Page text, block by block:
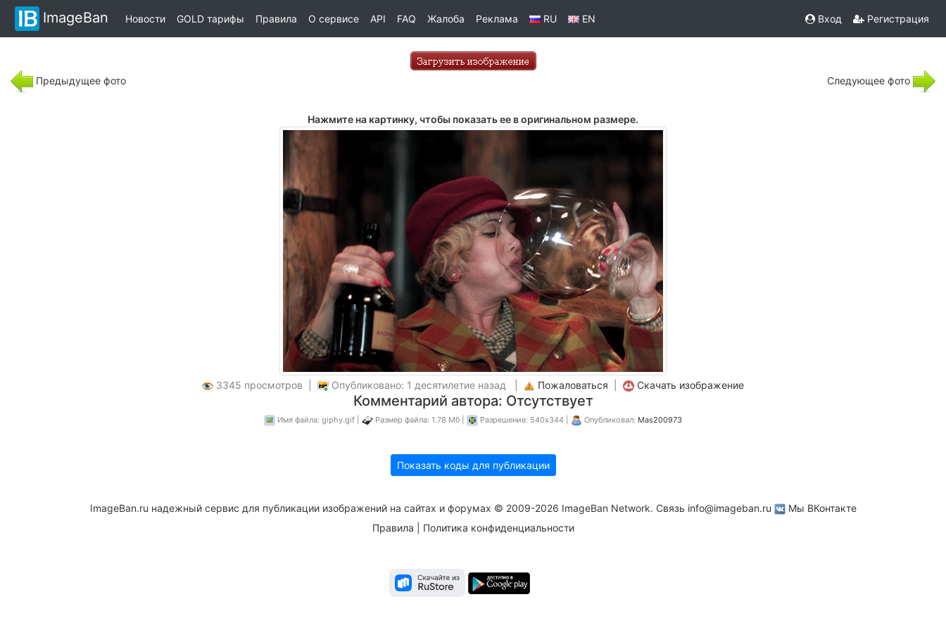
ImageBan Новости GOLD тарифы Правила О сервисе API FAQ Жалоба Реклама RU EN Вход Регистрация
Предыдущее фото Следующее фото
Нажмите на картинку, чтобы показать ее в оригинальном размере.
3345 просмотров | Опубликовано: 1 десятилетие назад | Пожаловаться Скачать изображение
Комментарий автора: Отсутствует
Имя файла: giphy.gif | Размер файла: 1.78 Мб | Разрешение: 540x344 | Опубликовал: Mas200973
Показать коды для публикации
ImageBan.ru надежный сервис для публикации изображений на сайтах и форумах © 2009-2026 ImageBan Network. Связь info@imageban.ru
Мы ВКонтакте
Правила
Политика конфиденциальности